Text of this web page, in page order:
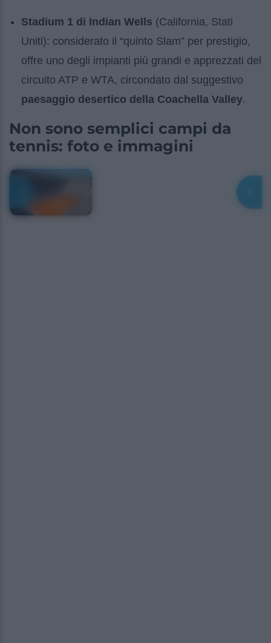
Stadium 1 di Indian Wells (California, Stati
Uniti): considerato il “quinto Slam” per prestigio,
offre uno degli impianti più grandi e apprezzati del
circuito ATP e WTA, circondato dal suggestivo
paesaggio desertico della Coachella Valley.
Non sono semplici campi da
tennis: foto e immagini